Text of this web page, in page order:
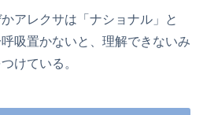
アレクサは「ナショナル」と
吸置かないと、理解できないみ
けている。